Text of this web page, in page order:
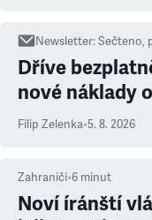
Newsletter:Sečteno,
Dříve
nové náklady
Filip Zelenka•5. 8. 2026
Zahraničí•6 minut
Noví íránští